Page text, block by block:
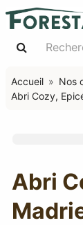
Accueil Nos
Abri Cozy,
Abri